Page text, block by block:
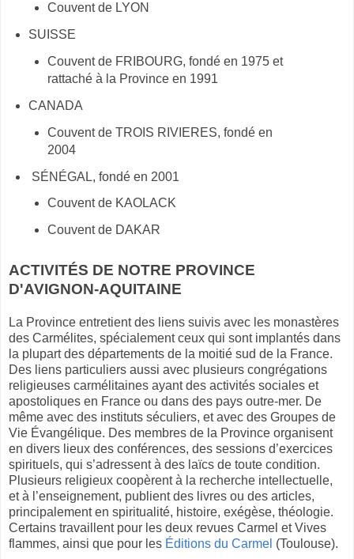
Couvent de LYON
SUISSE
Couvent de FRIBOURG, fondé en 1975 et
rattaché à la Province en 1991
CANADA
Couvent de TROIS RIVIERES, fondé en
2004
SÉNÉGAL, fondé en 2001
Couvent de KAOLACK
Couvent de DAKAR
ACTIVITÉS DE NOTRE PROVINCE
D'AVIGNON-AQUITAINE
La Province entretient des liens suivis avec les monastères
des Carmélites, spécialement ceux qui sont implantés dans
la plupart des départements de la moitié sud de la France.
Des liens particuliers aussi avec plusieurs congrégations
religieuses carmélitaines ayant des activités sociales et
apostoliques en France ou dans des pays outre-mer. De
même avec des instituts séculiers, et avec des Groupes de
Vie Évangélique. Des membres de la Province organisent
en divers lieux des conférences, des sessions d’exercices
spirituels, qui s’adressent à des laïcs de toute condition.
Plusieurs religieux coopèrent à la recherche intellectuelle,
et à l’enseignement, publient des livres ou des articles,
principalement en spiritualité, histoire, exégèse, théologie.
Certains travaillent pour les deux revues Carmel et Vives
flammes, ainsi que pour les Éditions du Carmel (Toulouse).